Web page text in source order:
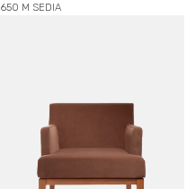
650 M SEDIA